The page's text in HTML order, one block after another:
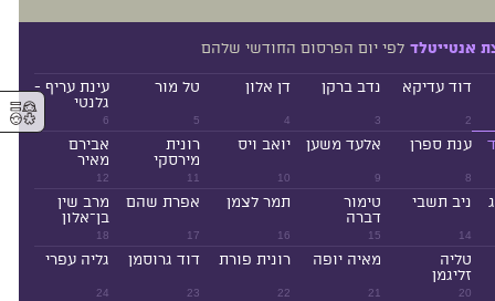
אנטייטלד לפי יום הפרסום החודשי שלהם
2
דוד עדיקא
3
נדב ברקן
4
דן אלון
5
טל מור
6
עינת עריף -
גלנטי
8
ענת ספרן
9
אלעד משען
10
יואב ויס
11
רונית
מירסקי
12
אבירם
מאיר
14
ניב תשבי
15
טימור
דברה
16
תמר לצמן
17
אפרת שהם
18
מרב שין
בן־אלון
20
טליה
זליגמן
21
מאיה יופה
22
רונית פורת
23
דוד גרוסמן
24
גליה עפרי
⚥︎